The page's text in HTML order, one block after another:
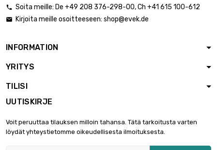
vahvuus :
10.03mm
Paksuus /
 Soita meille: De +49 208 376-298-00, Ch +41 615 100-612
 Kirjoita meille osoitteeseen: shop@evek.de
INFORMATION
YRITYS
TILISI
UUTISKIRJE
Voit peruuttaa tilauksen milloin tahansa. Tätä tarkoitusta varten
löydät yhteystietomme oikeudellisesta ilmoituksesta.